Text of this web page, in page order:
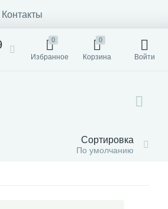
Контакты
0
Избранное
0
Корзина Войти
Сортировка
По умолчанию